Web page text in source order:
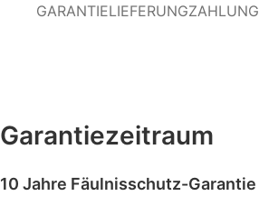
GARANTIELIEFERUNGZAHLUNG
Garantiezeitraum
10 Jahre Fäulnisschutz-Garantie